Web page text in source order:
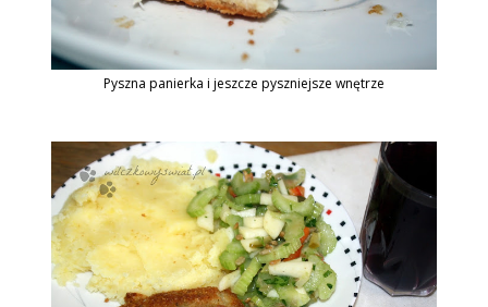
Pyszna panierka i jeszcze pyszniejsze wnętrze